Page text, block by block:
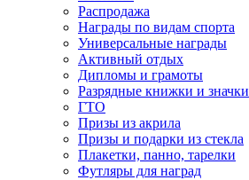
Распродажа
Награды по видам спорта
Универсальные награды
Активный отдых
Дипломы и грамоты
Разрядные книжки и значки
ГТО
Призы из акрила
Призы и подарки из стекла
Плакетки, панно, тарелки
Футляры для наград